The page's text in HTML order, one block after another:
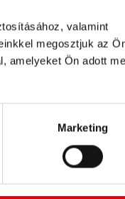
valamint
megosztjuk az
amelyeket Ön adott
Marketing
Bull AGM